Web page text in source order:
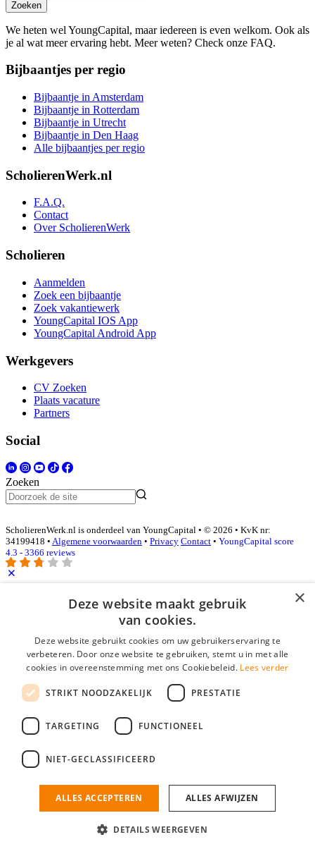
Zoeken
We heten wel YoungCapital, maar iedereen is even welkom. Ook als
je al wat meer ervaring hebt. Meer weten? Check onze FAQ.
Bijbaantjes per regio
Bijbaantje in Amsterdam
Bijbaantje in Rotterdam
Bijbaantje in Utrecht
Bijbaantje in Den Haag
Alle bijbaantjes per regio
ScholierenWerk.nl
F.A.Q.
Contact
Over ScholierenWerk
Scholieren
Aanmelden
Zoek een bijbaantje
Zoek vakantiewerk
YoungCapital IOS App
YoungCapital Android App
Werkgevers
CV Zoeken
Plaats vacature
Partners
Social
Zoeken
ScholierenWerk.nl is onderdeel van YoungCapital • © 2026 • KvK nr:
34199418 • Algemene voorwaarden • Privacy Contact • YoungCapital score
4.3 - 3366 reviews
Inloggen als bedrijf
Wachtwoord
login gegevens onthouden
login
Bedrijf aanmelden
nieuwe collega/werknemer zo gevonden!
×
Deze website maakt gebruik
van cookies.
Deze website gebruikt cookies om uw gebruikerservaring te
verbeteren. Door onze website te gebruiken, stemt u in met alle
cookies in overeenstemming met ons Cookiebeleid. Lees verder
STRIKT NOODZAKELIJK PRESTATIE
TARGETING FUNCTIONEEL
NIET-GECLASSIFICEERD
ALLES ACCEPTEREN ALLES AFWIJZEN
DETAILS WEERGEVEN